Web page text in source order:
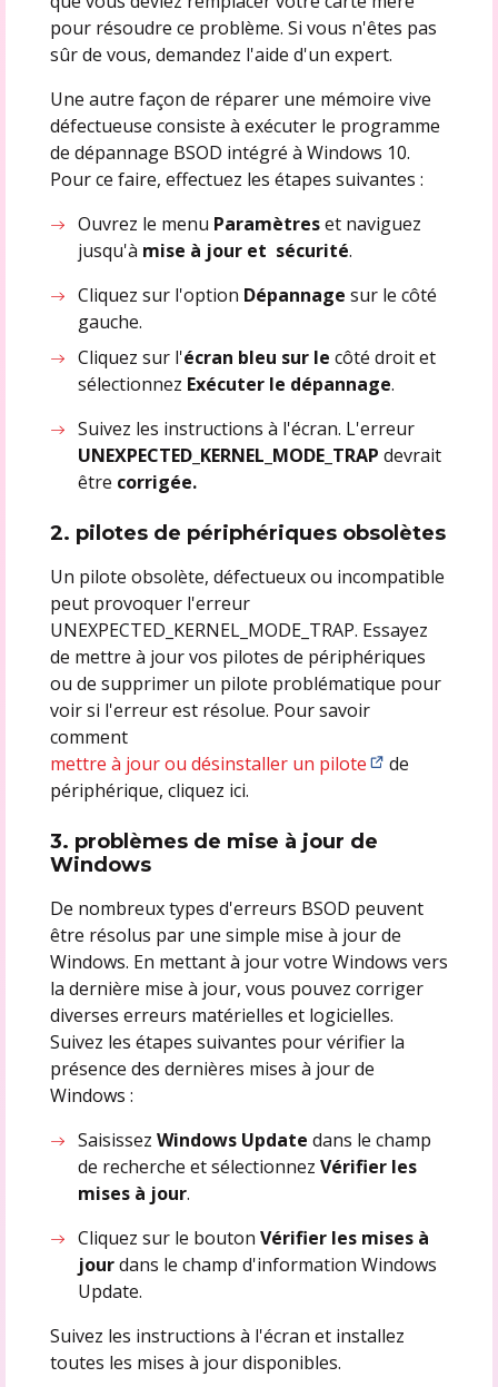
pour résoudre ce problème. Si vous n'êtes pas
sûr de vous, demandez l'aide d'un expert.
Une autre façon de réparer une mémoire vive
défectueuse consiste à exécuter le programme
de dépannage BSOD intégré à Windows 10.
Pour ce faire, effectuez les étapes suivantes :
Ouvrez le menu Paramètreset naviguez
jusqu'à mise à jour et sécurité.
Cliquez sur l'option Dépannagesur le côté
gauche.
Cliquez sur l'écran bleu sur lecôté droit et
sélectionnez Exécuter le dépannage.
Suivez les instructions à l'écran. L'erreur
UNEXPECTED_KERNEL_MODE_TRAPdevrait
être corrigée.
2. pilotes de périphériques obsolètes
Un pilote obsolète, défectueux ou incompatible
peut provoquer l'erreur
UNEXPECTED_KERNEL_MODE_TRAP. Essayez
de mettre à jour vos pilotes de périphériques
ou de supprimer un pilote problématique pour
voir si l'erreur est résolue. Pour savoir
comment
mettre à jour ou désinstaller un pilote
de
périphérique, cliquez ici.
3. problèmes de mise à jour de
Windows
De nombreux types d'erreurs BSOD peuvent
être résolus par une simple mise à jour de
Windows. En mettant à jour votre Windows vers
la dernière mise à jour, vous pouvez corriger
diverses erreurs matérielles et logicielles.
Suivez les étapes suivantes pour vérifier la
présence des dernières mises à jour de
Windows :
SaisissezWindows Updatedans le champ
de recherche et sélectionnezVérifier les
mises à jour.
Cliquez sur le boutonVérifier les mises à
jourdans le champ d'information Windows
Update.
Suivez les instructions à l'écran et installez
toutes les mises à jour disponibles.